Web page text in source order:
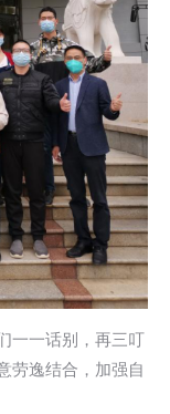
一一话别，再三叮
劳逸结合，加强自